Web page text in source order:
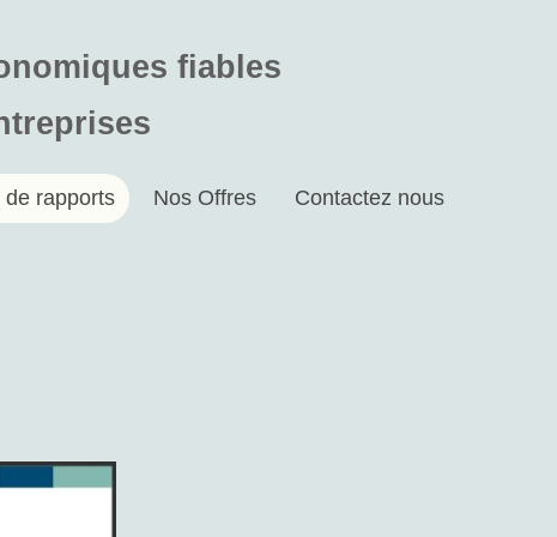
fiables
de rapports Nos Offres Contactez nous